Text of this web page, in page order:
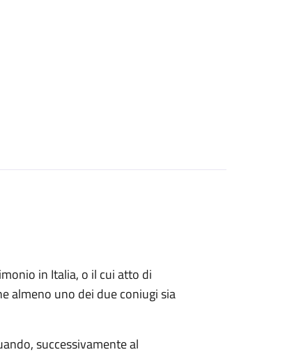
in Italia, o il cui atto di
almeno uno dei due coniugi sia
successivamente al